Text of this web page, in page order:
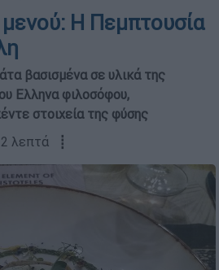
Η Πεμπτουσία
βασισμένα σε υλικά της
Ελληνα φιλοσόφου,
στοιχεία της φύσης
2 λεπτά ┋